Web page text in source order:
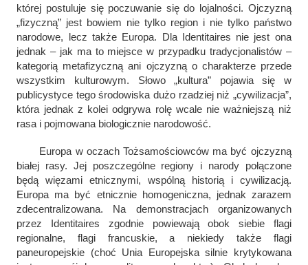
której postuluje się poczuwanie się do lojalności. Ojczyzną
„fizyczną” jest bowiem nie tylko region i nie tylko państwo
narodowe, lecz także Europa. Dla Identitaires nie jest ona
jednak – jak ma to miejsce w przypadku tradycjonalistów –
kategorią metafizyczną ani ojczyzną o charakterze przede
wszystkim kulturowym. Słowo „kultura” pojawia się w
publicystyce tego środowiska dużo rzadziej niż „cywilizacja”,
która jednak z kolei odgrywa rolę wcale nie ważniejszą niż
rasa i pojmowana biologicznie narodowość.
Europa w oczach Tożsamościowców ma być ojczyzną
białej rasy. Jej poszczególne regiony i narody połączone
będą więzami etnicznymi, wspólną historią i cywilizacją.
Europa ma być etnicznie homogeniczna, jednak zarazem
zdecentralizowana. Na demonstracjach organizowanych
przez Identitaires
zgodnie
powiewają obok siebie flagi
regionalne, flagi francuskie, a niekiedy także flagi
paneuropejskie (choć Unia Europejska silnie krytykowana